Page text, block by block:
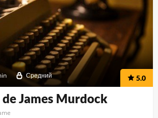
Средний 5.0
de James Murdock